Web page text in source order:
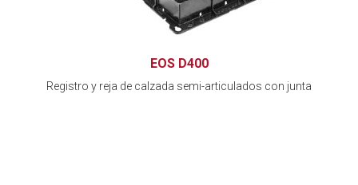
EOS D400
Registro y reja de calzada semi-articulados con junta